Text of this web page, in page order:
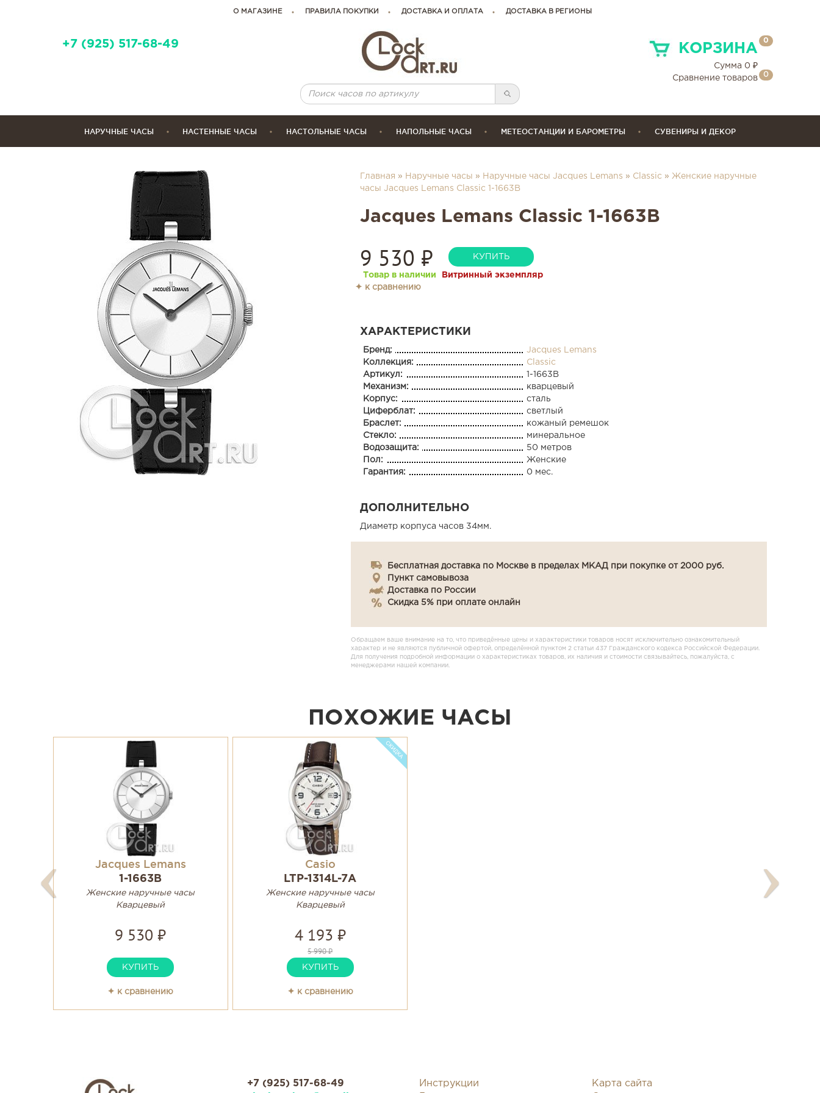
О МАГАЗИНЕ ПРАВИЛА ПОКУПКИ ДОСТАВКА И ОПЛАТА ДОСТАВКА В РЕГИОНЫ
+7 (925) 517-68-49 КОРЗИНА
0
Сумма 0 ₽
Сравнение товаров
0
НАРУЧНЫЕ ЧАСЫ НАСТЕННЫЕ ЧАСЫ НАСТОЛЬНЫЕ ЧАСЫ НАПОЛЬНЫЕ ЧАСЫ МЕТЕОСТАНЦИИ И БАРОМЕТРЫ СУВЕНИРЫ И ДЕКОР
Главная » Наручные часы » Наручные часы Jacques Lemans » Classic » Женские наручные
часы Jacques Lemans Classic 1-1663B
Jacques Lemans Classic 1-1663B
9 530 ₽ КУПИТЬ
Товар в наличии
Витринный экземпляр
✦ к сравнению
ХАРАКТЕРИСТИКИ
Бренд:
Jacques Lemans
Коллекция:
Classic
Артикул:
1-1663B
Механизм:
кварцевый
Корпус:
сталь
Циферблат:
светлый
Браслет:
кожаный ремешок
Стекло:
минеральное
Водозащита:
50 метров
Пол:
Женские
Гарантия:
0 мес.
ДОПОЛНИТЕЛЬНО
Диаметр корпуса часов 34мм.
Бесплатная доставка по Москве в пределах МКАД при покупке от 2000 руб.
Пункт самовывоза
Доставка по России
Скидка 5% при оплате онлайн
Обращаем ваше внимание на то, что приведённые цены и характеристики товаров носят исключительно ознакомительный
характер и не являются публичной офертой, определённой пунктом 2 статьи 437 Гражданского кодекса Российской Федерации.
Для получения подробной информации о характеристиках товаров, их наличия и стоимости связывайтесь, пожалуйста, с
менеджерами нашей компании.
ПОХОЖИЕ ЧАСЫ
Jacques Lemans
1-1663B
Женские наручные часы
Кварцевый
9 530 ₽
КУПИТЬ
✦ к сравнению
Casio
LTP-1314L-7A
Женские наручные часы
Кварцевый
4 193 ₽
5 990 ₽
КУПИТЬ
✦ к сравнению
+7 (925) 517-68-49
Инструкции
Карта сайта